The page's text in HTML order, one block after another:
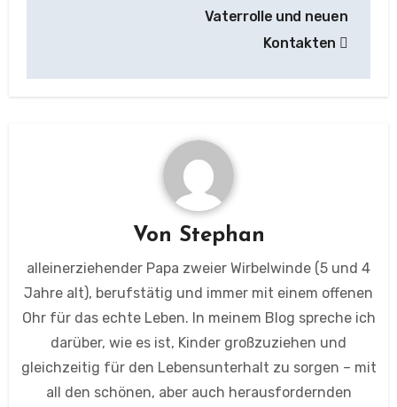
Vaterrolle und neuen
Kontakten
Von Stephan
alleinerziehender Papa zweier Wirbelwinde (5 und 4
Jahre alt), berufstätig und immer mit einem offenen
Ohr für das echte Leben. In meinem Blog spreche ich
darüber, wie es ist, Kinder großzuziehen und
gleichzeitig für den Lebensunterhalt zu sorgen – mit
all den schönen, aber auch herausfordernden